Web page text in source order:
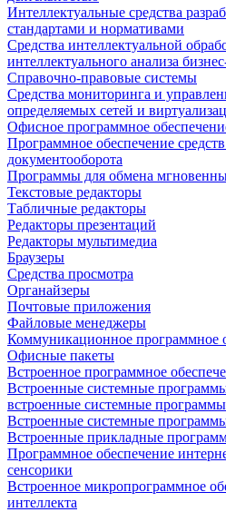
Интеллектуальные средства
стандартами и нормативами
Средства интеллектуальной
интеллектуального анализа
Справочно-правовые системы
Средства мониторинга и
определяемых сетей и
Офисное программное
Программное обеспечение
документооборота
Программы для обмена
Текстовые редакторы
Табличные редакторы
Редакторы презентаций
Редакторы мультимедиа
Браузеры
Средства просмотра
Органайзеры
Почтовые приложения
Файловые менеджеры
Коммуникационное программное
Офисные пакеты
Встроенное программное
Встроенные системные
встроенные системные программы
Встроенные системные
Встроенные прикладные
Программное обеспечение
сенсорики
Встроенное микропрограммное
интеллекта